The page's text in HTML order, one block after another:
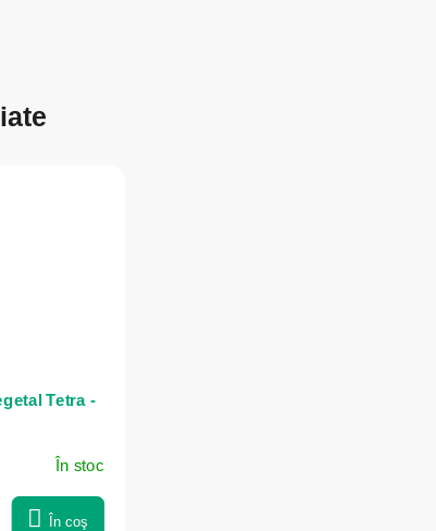
Tetra -
În stoc
În coş